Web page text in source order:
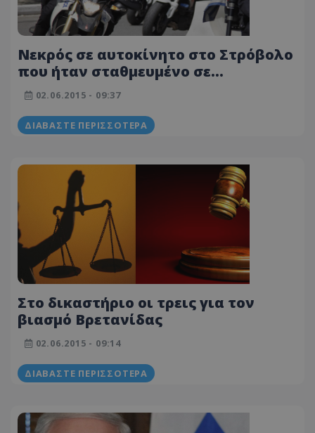
Νεκρός σε αυτοκίνητο στο Στρόβολο
που ήταν σταθμευμένο σε
πολυσύχναστη οδό
02.06.2015 - 09:37
ΔΙΑΒΆΣΤΕ ΠΕΡΙΣΣΌΤΕΡΑ
Στο δικαστήριο οι τρεις για τον
βιασμό Βρετανίδας
02.06.2015 - 09:14
ΔΙΑΒΆΣΤΕ ΠΕΡΙΣΣΌΤΕΡΑ